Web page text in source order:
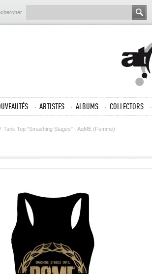
ARTISTES ALBUMS COLLECTORS
/ Tank Top "Smashing Stages" - AqME (Femme)